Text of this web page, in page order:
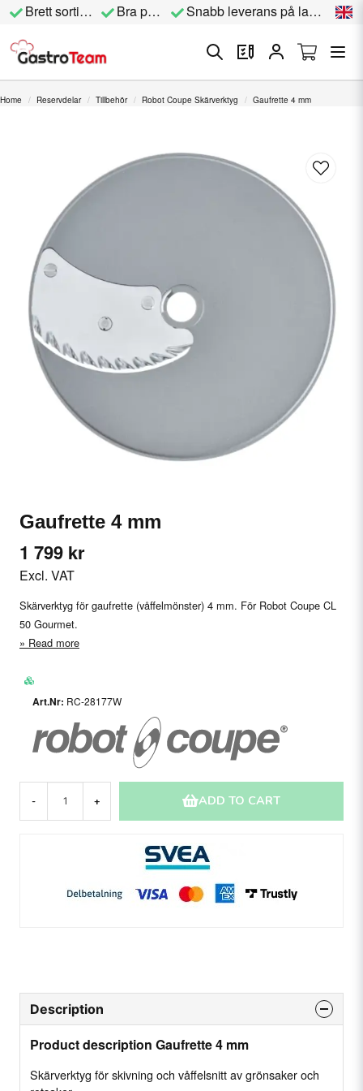
Brett sortiment Bra priser Snabb leverans på lagervara
Home Reservdelar Tillbehör Robot Coupe Skärverktyg Gaufrette 4 mm
Gaufrette 4 mm
1 799 kr
Excl. VAT
Skärverktyg för gaufrette (våffelmönster) 4 mm. För Robot Coupe CL
50 Gourmet.
Read more
RC-28177W
- + ADD TO CART
Description
Product description Gaufrette 4 mm
Skärverktyg för skivning och våffelsnitt av grönsaker och